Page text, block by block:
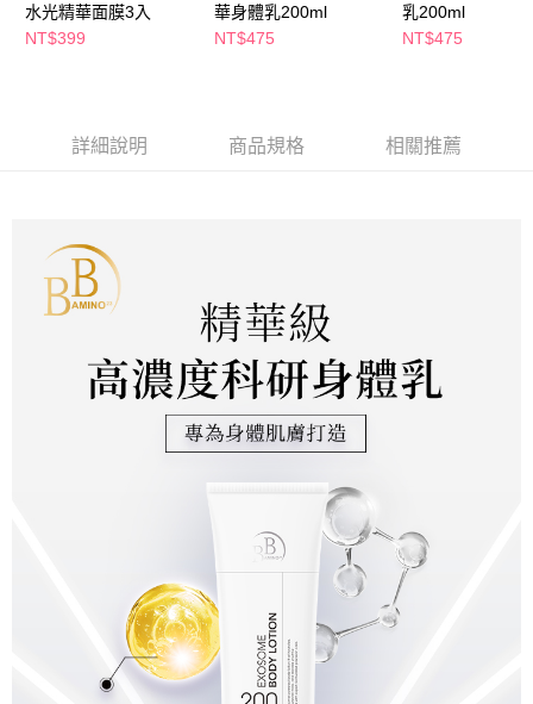
時審查核予不同之上限額度；若仍有額度不足之情形，本公司將視審查結果
請求用戶進行身份認證。
付款後寶雅門市自取(由倉庫統一出貨)
每筆NT$80，滿NT$290(含以上)免運費
水光精華面膜3入
NT$399
華身體乳200ml
NT$475
乳200ml
NT$475
詳細說明 商品規格 相關推薦